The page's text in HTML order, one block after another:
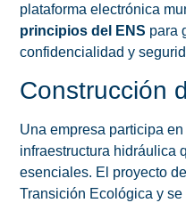
plataforma electrónica
principios del ENS para
confidencialidad y
Construcción
Una empresa participa
infraestructura hidráulica
esenciales. El proyecto
Transición Ecológica y